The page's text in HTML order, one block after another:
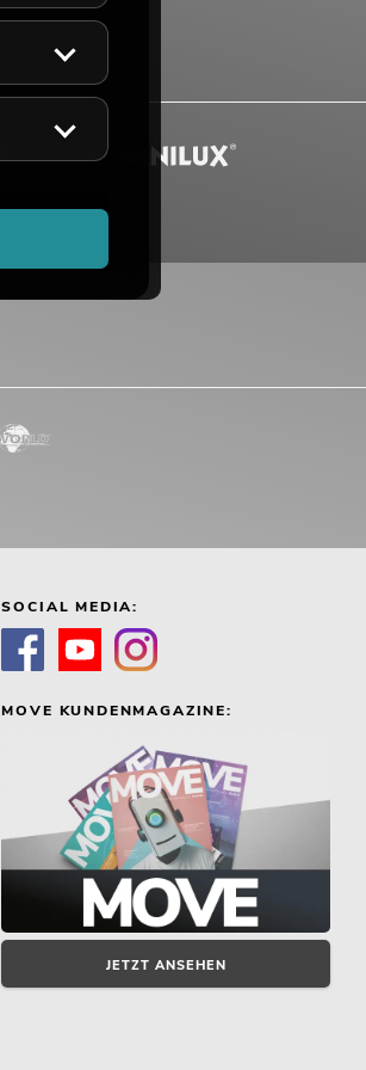
SOCIAL MEDIA:
MOVE KUNDENMAGAZINE:
JETZT ANSEHEN